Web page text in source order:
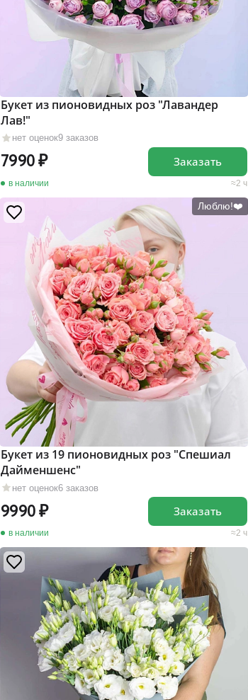
нет оценок9 заказов
Букет из пионовидных роз "Лавандер
Лав!"
7990
в наличии 2 ч
Заказать
Люблю!❤️
нет оценок6 заказов
Букет из 19 пионовидных роз "Спешиал
Дайменшенс"
9990
в наличии 2 ч
Заказать